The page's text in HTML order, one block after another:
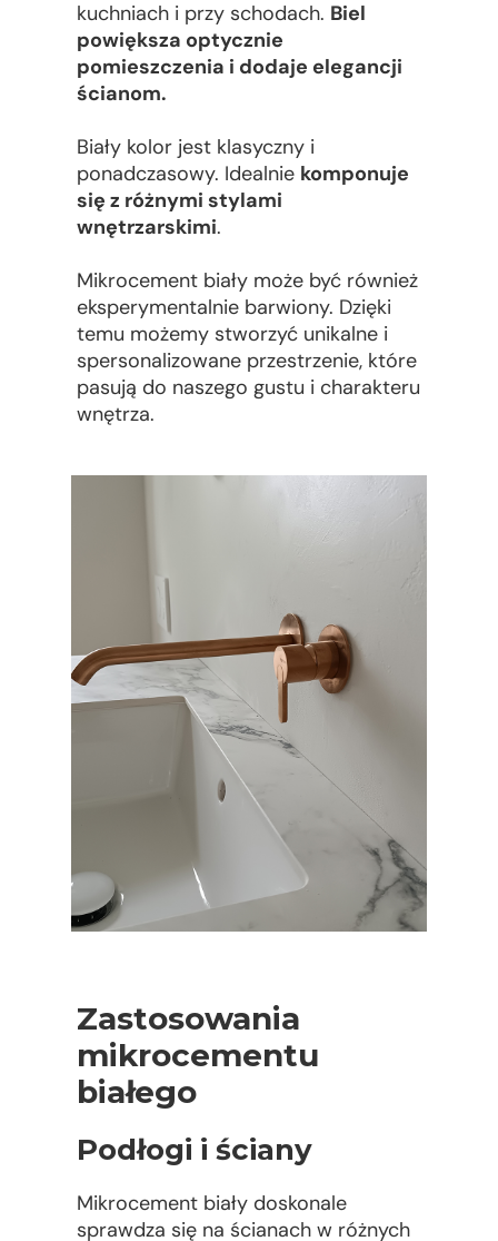
kuchniach i przy schodach. Biel
powiększa optycznie
pomieszczenia i dodaje elegancji
ścianom.
Biały kolor jest klasyczny i
ponadczasowy. Idealnie komponuje
się z różnymi stylami
wnętrzarskimi.
Mikrocement biały może być również
eksperymentalnie barwiony. Dzięki
temu możemy stworzyć unikalne i
spersonalizowane przestrzenie, które
pasują do naszego gustu i charakteru
wnętrza.
Zastosowania
mikrocementu
białego
Podłogi i ściany
Mikrocement biały doskonale
sprawdza się na ścianach w różnych